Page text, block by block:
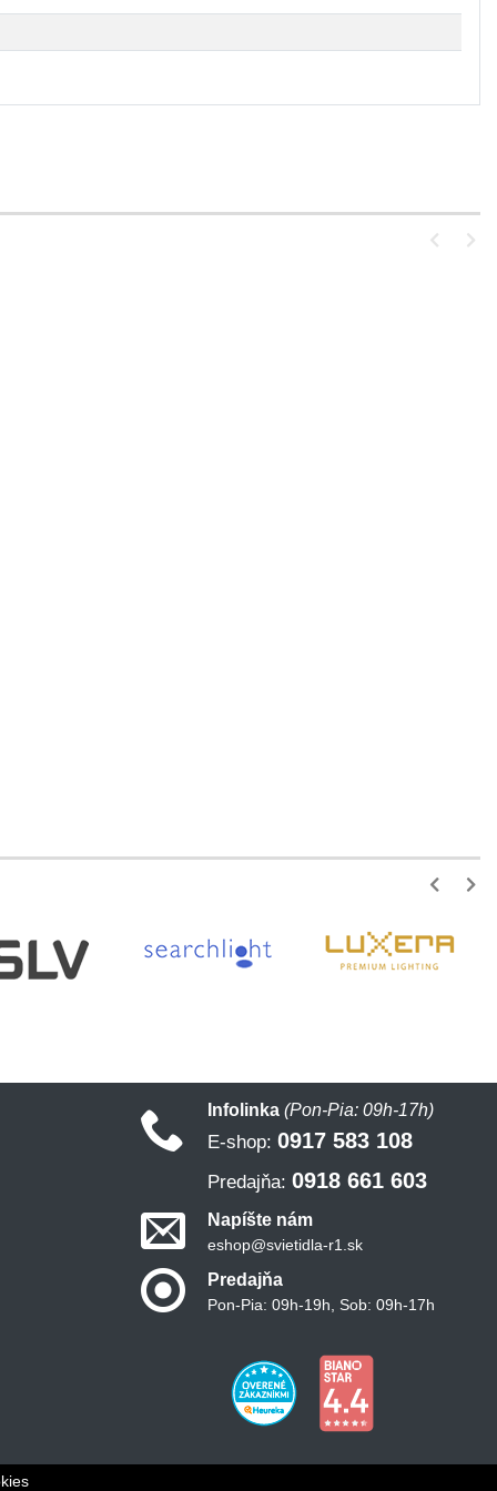
Infolinka (Pon-Pia: 09h-17h)
E-shop: 0917 583 108
Predajňa: 0918 661 603
Napíšte nám
eshop@svietidla-r1.sk
Predajňa
Pon-Pia: 09h-19h, Sob: 09h-17h